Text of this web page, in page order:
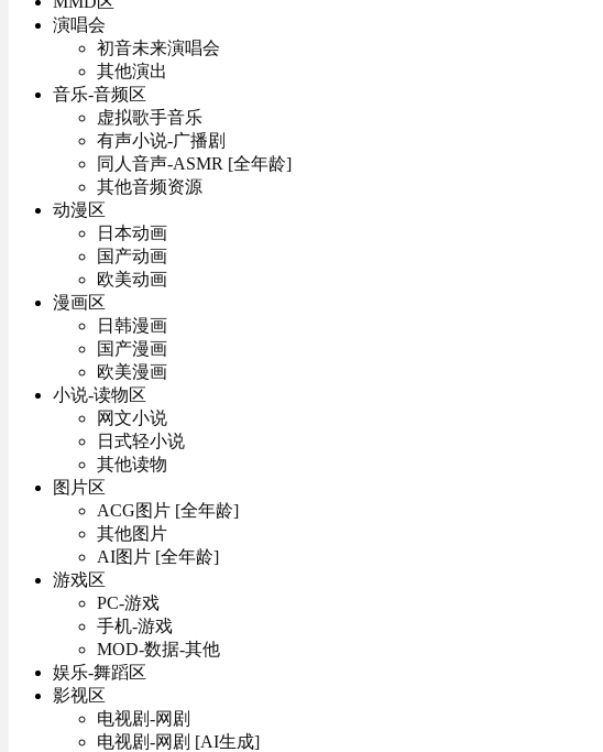
演唱会
初音未来演唱会
其他演出
音乐-音频区
虚拟歌手音乐
有声小说-广播剧
同人音声-ASMR [全年龄]
其他音频资源
动漫区
日本动画
国产动画
欧美动画
漫画区
日韩漫画
国产漫画
欧美漫画
小说-读物区
网文小说
日式轻小说
其他读物
图片区
ACG图片 [全年龄]
其他图片
AI图片 [全年龄]
游戏区
PC-游戏
手机-游戏
MOD-数据-其他
娱乐-舞蹈区
影视区
电视剧-网剧
电视剧-网剧 [AI生成]